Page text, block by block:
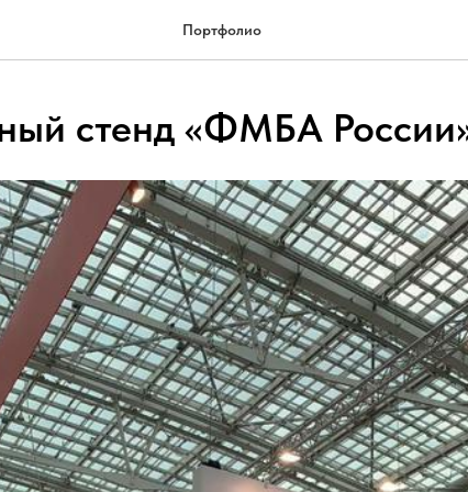
Портфолио
стенд «ФМБА